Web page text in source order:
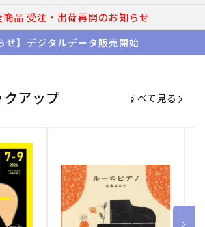
商品 受注・出荷再開のお知らせ
せ】デジタルデータ販売開始
アップ すべて見る